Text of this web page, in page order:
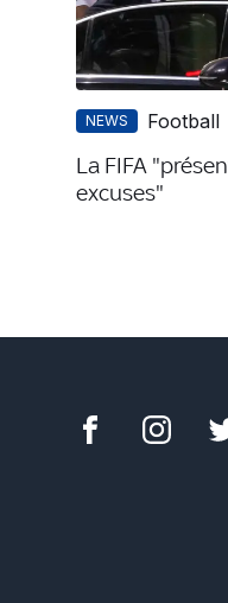
NEWS Football
La FIFA
excuses"